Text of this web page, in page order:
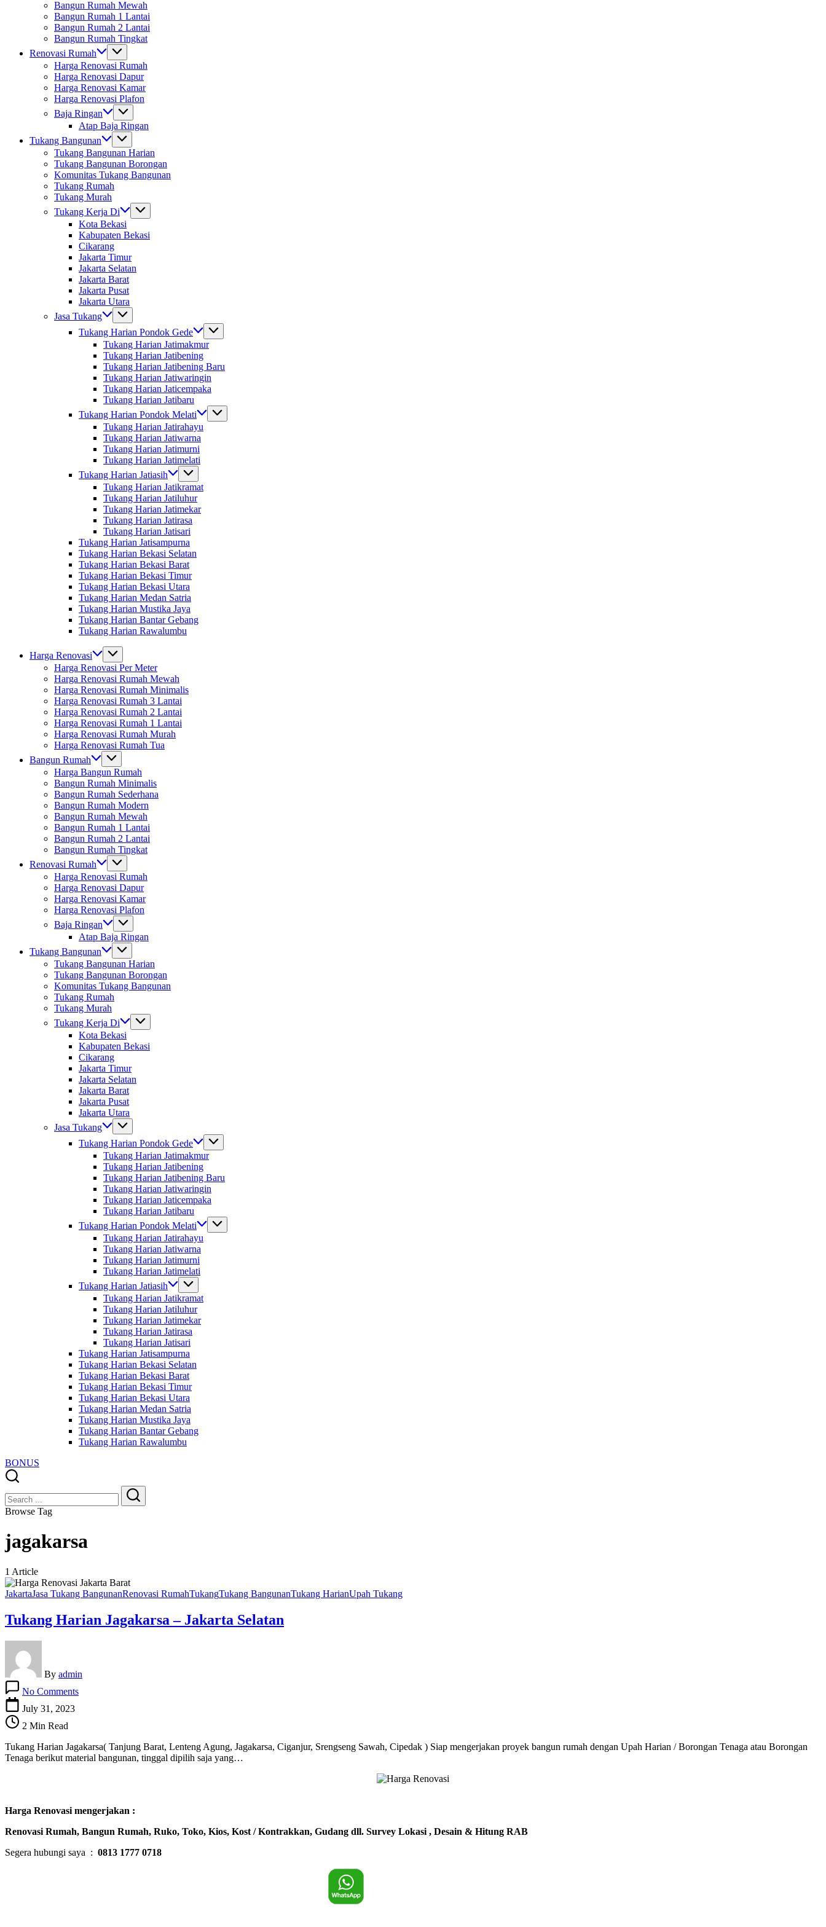
Bangun Rumah Mewah
Bangun Rumah 1 Lantai
Bangun Rumah 2 Lantai
Bangun Rumah Tingkat
Renovasi Rumah
Harga Renovasi Rumah
Harga Renovasi Dapur
Harga Renovasi Kamar
Harga Renovasi Plafon
Baja Ringan
Atap Baja Ringan
Tukang Bangunan
Tukang Bangunan Harian
Tukang Bangunan Borongan
Komunitas Tukang Bangunan
Tukang Rumah
Tukang Murah
Tukang Kerja Di
Kota Bekasi
Kabupaten Bekasi
Cikarang
Jakarta Timur
Jakarta Selatan
Jakarta Barat
Jakarta Pusat
Jakarta Utara
Jasa Tukang
Tukang Harian Pondok Gede
Tukang Harian Jatimakmur
Tukang Harian Jatibening
Tukang Harian Jatibening Baru
Tukang Harian Jatiwaringin
Tukang Harian Jaticempaka
Tukang Harian Jatibaru
Tukang Harian Pondok Melati
Tukang Harian Jatirahayu
Tukang Harian Jatiwarna
Tukang Harian Jatimurni
Tukang Harian Jatimelati
Tukang Harian Jatiasih
Tukang Harian Jatikramat
Tukang Harian Jatiluhur
Tukang Harian Jatimekar
Tukang Harian Jatirasa
Tukang Harian Jatisari
Tukang Harian Jatisampurna
Tukang Harian Bekasi Selatan
Tukang Harian Bekasi Barat
Tukang Harian Bekasi Timur
Tukang Harian Bekasi Utara
Tukang Harian Medan Satria
Tukang Harian Mustika Jaya
Tukang Harian Bantar Gebang
Tukang Harian Rawalumbu
Harga Renovasi
Harga Renovasi Per Meter
Harga Renovasi Rumah Mewah
Harga Renovasi Rumah Minimalis
Harga Renovasi Rumah 3 Lantai
Harga Renovasi Rumah 2 Lantai
Harga Renovasi Rumah 1 Lantai
Harga Renovasi Rumah Murah
Harga Renovasi Rumah Tua
Bangun Rumah
Harga Bangun Rumah
Bangun Rumah Minimalis
Bangun Rumah Sederhana
Bangun Rumah Modern
Bangun Rumah Mewah
Bangun Rumah 1 Lantai
Bangun Rumah 2 Lantai
Bangun Rumah Tingkat
Renovasi Rumah
Harga Renovasi Rumah
Harga Renovasi Dapur
Harga Renovasi Kamar
Harga Renovasi Plafon
Baja Ringan
Atap Baja Ringan
Tukang Bangunan
Tukang Bangunan Harian
Tukang Bangunan Borongan
Komunitas Tukang Bangunan
Tukang Rumah
Tukang Murah
Tukang Kerja Di
Kota Bekasi
Kabupaten Bekasi
Cikarang
Jakarta Timur
Jakarta Selatan
Jakarta Barat
Jakarta Pusat
Jakarta Utara
Jasa Tukang
Tukang Harian Pondok Gede
Tukang Harian Jatimakmur
Tukang Harian Jatibening
Tukang Harian Jatibening Baru
Tukang Harian Jatiwaringin
Tukang Harian Jaticempaka
Tukang Harian Jatibaru
Tukang Harian Pondok Melati
Tukang Harian Jatirahayu
Tukang Harian Jatiwarna
Tukang Harian Jatimurni
Tukang Harian Jatimelati
Tukang Harian Jatiasih
Tukang Harian Jatikramat
Tukang Harian Jatiluhur
Tukang Harian Jatimekar
Tukang Harian Jatirasa
Tukang Harian Jatisari
Tukang Harian Jatisampurna
Tukang Harian Bekasi Selatan
Tukang Harian Bekasi Barat
Tukang Harian Bekasi Timur
Tukang Harian Bekasi Utara
Tukang Harian Medan Satria
Tukang Harian Mustika Jaya
Tukang Harian Bantar Gebang
Tukang Harian Rawalumbu
BONUS
Search
Search
Browse Tag
jagakarsa
1 Article
JakartaJasa Tukang BangunanRenovasi RumahTukangTukang BangunanTukang HarianUpah Tukang
Tukang Harian Jagakarsa – Jakarta Selatan
By admin
No CommentsTukang
Selatan
July 31, 2023
2 Min Read
Tukang Harian Jagakarsa( Tanjung Barat, Lenteng Agung, Jagakarsa, Ciganjur, Srengseng Sawah, Cipedak ) Siap mengerjakan proyek bangun rumah dengan Upah Harian / Borongan Tenaga atau Borongan
Tenaga berikut material bangunan, tinggal dipilih saja yang…
Harga Renovasi mengerjakan :
Renovasi Rumah, Bangun Rumah, Ruko, Toko, Kios, Kost / Kontrakkan, Gudang dll. Survey Lokasi , Desain & Hitung RAB
Segera hubungi saya : 0813 1777 0718